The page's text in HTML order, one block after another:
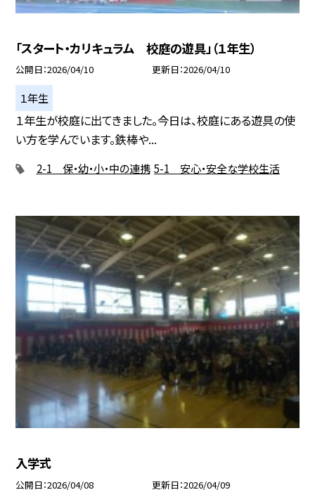
「スタート・カリキュラム 校庭の遊具」（１年生）
公開日 2026/04/10 更新日 2026/04/10
１年生
１年生が校庭に出てきました。今日は、校庭にある遊具の使
い方を学んでいます。鉄棒や...
2-1 保・幼・小・中の連携 5-1 安心・安全な学校生活
入学式
公開日 2026/04/08 更新日 2026/04/09